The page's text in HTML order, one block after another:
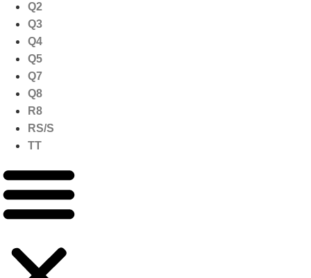
Q2
Q3
Q4
Q5
Q7
Q8
R8
RS/S
TT